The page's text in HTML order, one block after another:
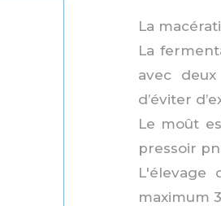
La
La
avec
d’éviter
Le moût
pressoir
L'élevage
maximum